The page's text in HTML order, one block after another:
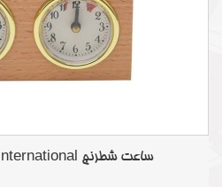
ساعت شطرنج Chess Timer, International...